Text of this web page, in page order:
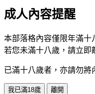
成人內容提醒
本部落格內容僅限年滿十
若您未滿十八歲，請立即
已滿十八歲者，亦請勿將
我已滿18歲 離開